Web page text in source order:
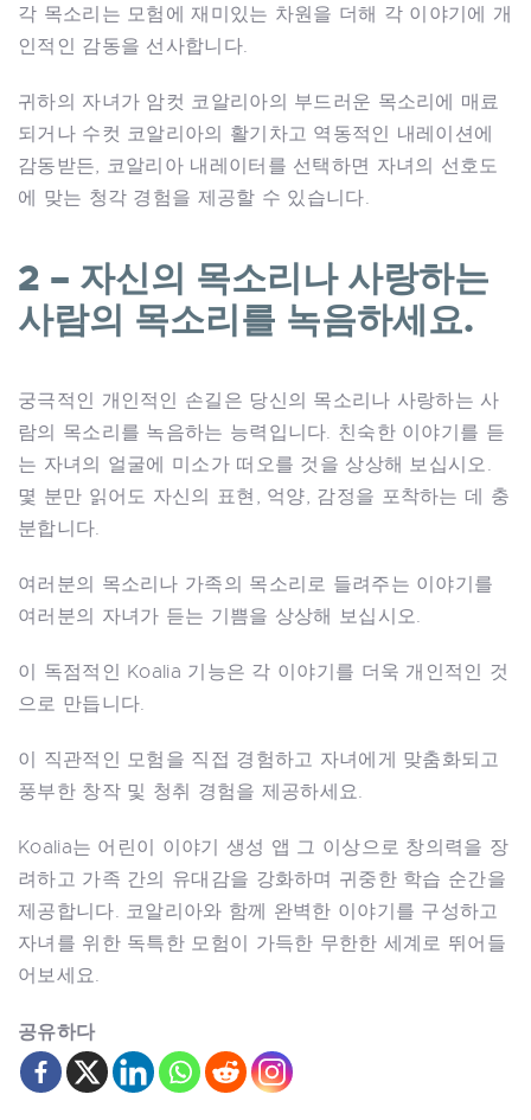
각 목소리는 모험에 재미있는 차원을 더해 각 이야기에 개
인적인 감동을 선사합니다.
귀하의 자녀가 암컷 코알리아의 부드러운 목소리에 매료
되거나 수컷 코알리아의 활기차고 역동적인 내레이션에
감동받든, 코알리아 내레이터를 선택하면 자녀의 선호도
에 맞는 청각 경험을 제공할 수 있습니다.
2 – 자신의 목소리나 사랑하는
사람의 목소리를 녹음하세요.
궁극적인 개인적인 손길은 당신의 목소리나 사랑하는 사
람의 목소리를 녹음하는 능력입니다. 친숙한 이야기를 듣
는 자녀의 얼굴에 미소가 떠오를 것을 상상해 보십시오.
몇 분만 읽어도 자신의 표현, 억양, 감정을 포착하는 데 충
분합니다.
여러분의 목소리나 가족의 목소리로 들려주는 이야기를
여러분의 자녀가 듣는 기쁨을 상상해 보십시오.
이 독점적인 Koalia 기능은 각 이야기를 더욱 개인적인 것
으로 만듭니다.
이 직관적인 모험을 직접 경험하고 자녀에게 맞춤화되고
풍부한 창작 및 청취 경험을 제공하세요.
Koalia는 어린이 이야기 생성 앱 그 이상으로 창의력을 장
려하고 가족 간의 유대감을 강화하며 귀중한 학습 순간을
제공합니다. 코알리아와 함께 완벽한 이야기를 구성하고
자녀를 위한 독특한 모험이 가득한 무한한 세계로 뛰어들
어보세요.
공유하다